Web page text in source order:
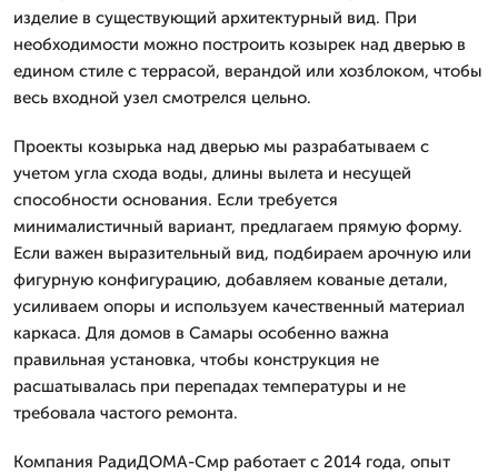
изделие в существующий архитектурный вид. При
необходимости можно построить козырек над дверью в
едином стиле с террасой, верандой или хозблоком, чтобы
весь входной узел смотрелся цельно.
Проекты козырька над дверью мы разрабатываем с
учетом угла схода воды, длины вылета и несущей
способности основания. Если требуется
минималистичный вариант, предлагаем прямую форму.
Если важен выразительный вид, подбираем арочную или
фигурную конфигурацию, добавляем кованые детали,
усиливаем опоры и используем качественный материал
каркаса. Для домов в Самары особенно важна
правильная установка, чтобы конструкция не
расшатывалась при перепадах температуры и не
требовала частого ремонта.
Компания РадиДОМА-Смр работает с 2014 года, опыт